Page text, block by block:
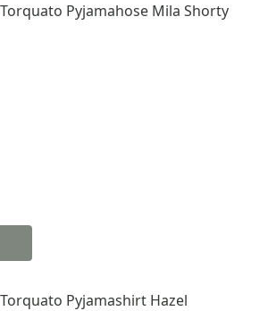
Pyjamahose Mila Shorty
Pyjamashirt Hazel